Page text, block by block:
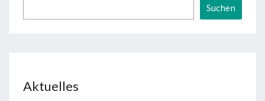
Suchen
Aktuelles